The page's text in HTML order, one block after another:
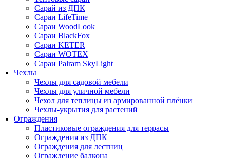
Сарай из ДПК
Cараи LifeTime
Cараи WoodLook
Сараи BlackFox
Сараи KETER
Сараи WOTEX
Сараи Palram SkyLight
Чехлы
Чехлы для садовой мебели
Чехлы для уличной мебели
Чехол для теплицы из армированной плёнки
Чехлы-укрытия для растений
Ограждения
Пластиковые ограждения для террасы
Ограждения из ДПК
Ограждения для лестниц
Ограждение балкона